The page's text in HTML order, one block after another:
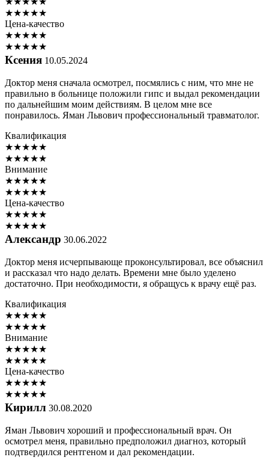
★★★★★
Цена-качество
★★★★★
★★★★★
Ксения 10.05.2024
Доктор меня сначала осмотрел, посмялись с ним, что мне не
правильно в больнице положили гипс и выдал рекомендации
по дальнейшим моим действиям. В целом мне все
понравилось. Яман Львович профессиональный травматолог.
Квалификация
★★★★★
★★★★★
Внимание
★★★★★
★★★★★
Цена-качество
★★★★★
★★★★★
Александр 30.06.2022
Доктор меня исчерпывающе проконсультировал, все объяснил
и рассказал что надо делать. Времени мне было уделено
достаточно. При необходимости, я обращусь к врачу ещё раз.
Квалификация
★★★★★
★★★★★
Внимание
★★★★★
★★★★★
Цена-качество
★★★★★
★★★★★
Кирилл 30.08.2020
Яман Львович хороший и профессиональный врач. Он
осмотрел меня, правильно предположил диагноз, который
подтвердился рентгеном и дал рекомендации.